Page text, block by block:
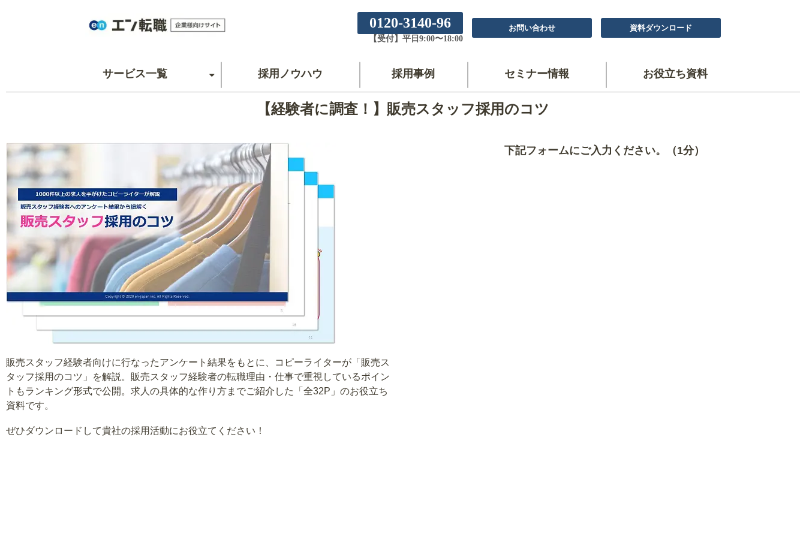
0120-3140-96
【受付】平日9:00〜18:00
お問い合わせ 資料ダウンロード
サービス一覧 採用ノウハウ 採用事例 セミナー情報 お役立ち資料
【経験者に調査！】販売スタッフ採用のコツ
販売スタッフ経験者向けに行なったアンケート結果をもとに、コピーライターが「販売ス
タッフ採用のコツ」を解説。販売スタッフ経験者の転職理由・仕事で重視しているポイン
トもランキング形式で公開。求人の具体的な作り方までご紹介した「全32P」のお役立ち
資料です。
ぜひダウンロードして貴社の採用活動にお役立てください！
下記フォームにご入力ください。（1分）